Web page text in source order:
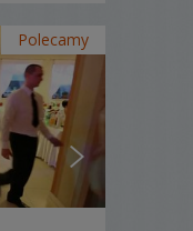
Polecamy